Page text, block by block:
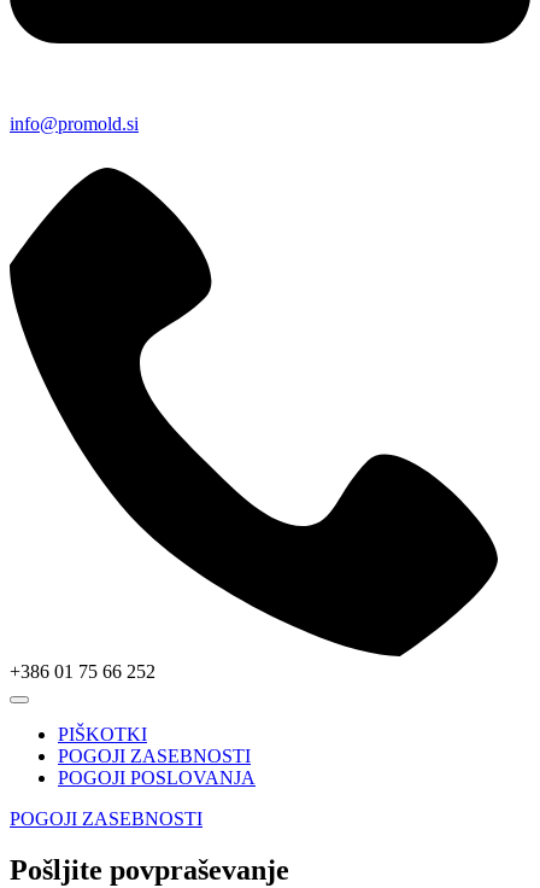
info@promold.si
+386 01 75 66 252
PIŠKOTKI
POGOJI ZASEBNOSTI
POGOJI POSLOVANJA
POGOJI ZASEBNOSTI
Pošljite povpraševanje